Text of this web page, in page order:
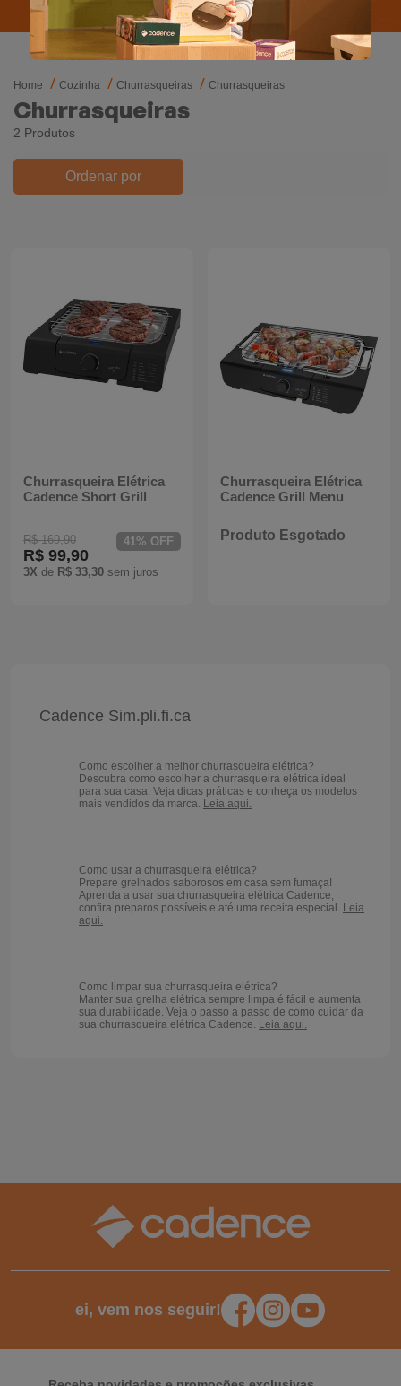
Home Cozinha Churrasqueiras Churrasqueiras
Churrasqueiras
2 Produtos
Ordenar por
Churrasqueira Elétrica
Cadence Short Grill
R$ 169,90
R$ 99,90
3X de R$ 33,30 sem juros
41% OFF
Churrasqueira Elétrica
Cadence Grill Menu
Produto Esgotado
Cadence Sim.pli.fi.ca
Como escolher a melhor churrasqueira elétrica?
Descubra como escolher a churrasqueira elétrica ideal
para sua casa. Veja dicas práticas e conheça os modelos
mais vendidos da marca. Leia aqui.
Como usar a churrasqueira elétrica?
Prepare grelhados saborosos em casa sem fumaça!
Aprenda a usar sua churrasqueira elétrica Cadence,
confira preparos possíveis e até uma receita especial. Leia
aqui.
Como limpar sua churrasqueira elétrica?
Manter sua grelha elétrica sempre limpa é fácil e aumenta
sua durabilidade. Veja o passo a passo de como cuidar da
sua churrasqueira elétrica Cadence. Leia aqui.
ei, vem nos seguir!
Mixers
Processadores
Coifas
Panelas Elétricas
Bebedouros
Cooktops